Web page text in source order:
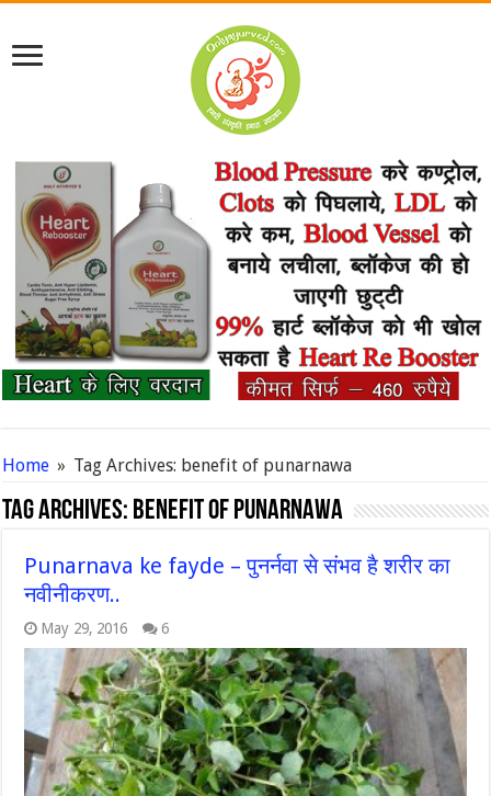
Home » Tag Archives: benefit of punarnawa
Tag Archives: benefit of punarnawa
Punarnava ke fayde – पुनर्नवा से संभव है शरीर का
नवीनीकरण..
May 29, 2016 6